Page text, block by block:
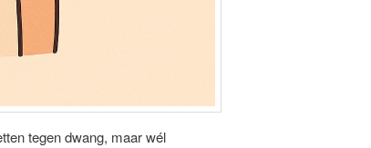
tegen dwang, maar wél